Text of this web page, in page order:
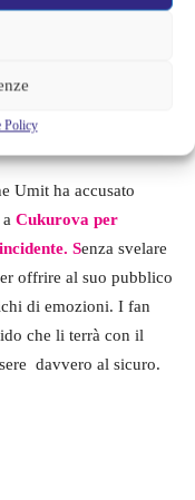
Policy
per la verità ci
questa ricerca di
fratellastro
Umit ha accusato
Cukurova per
Senza svelare
offrire al suo pubblico
di emozioni. I fan
che li terrà con il
davvero al sicuro.